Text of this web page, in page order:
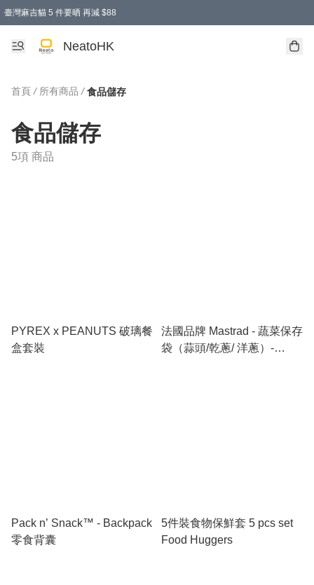
臺灣麻吉貓 5 件要晒 再減 $88
消費即享全單 95 折優惠！
購物滿 HKD 300.00即享免運費優惠！（適用於 特定的送貨方式 )
買麻吉貓廚具套裝免運費
寄送台灣運費滿HKD300 減 HKD50 優惠（不適用於儲物用品及傢俬）
NeatoHK
首頁 / 所有商品 / 食品儲存
食品儲存
5項 商品
PYREX x PEANUTS 破璃餐
盒套裝
法國品牌 Mastrad - 蔬菜保存
袋（蒜頭/乾蔥/ 洋蔥）-
Pack n’ Snack™ - Backpack
零食背囊
5件裝食物保鮮套 5 pcs set
Food Huggers